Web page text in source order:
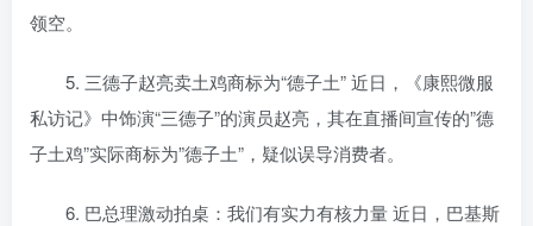
领空。
5. 三德子赵亮卖土鸡商标为“德子土” 近日，《康熙微服
私访记》中饰演“三德子”的演员赵亮，其在直播间宣传的”德
子土鸡”实际商标为”德子土”，疑似误导消费者。
6. 巴总理激动拍桌：我们有实力有核力量 近日，巴基斯